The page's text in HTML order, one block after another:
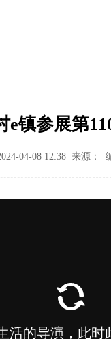
e镇参展第
04-08 12:38 来源：